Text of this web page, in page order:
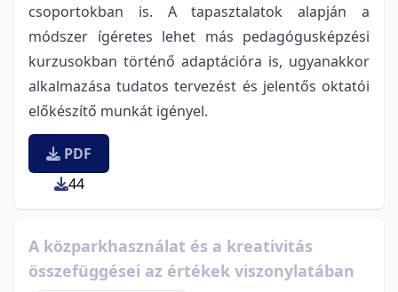
csoportokban is. A tapasztalatok alapján a
módszer ígéretes lehet más pedagógusképzési
kurzusokban történő adaptációra is, ugyanakkor
alkalmazása tudatos tervezést és jelentős oktatói
előkészítő munkát igényel.
PDF
44
A közparkhasználat és a kreativitás
összefüggései az értékek viszonylatában